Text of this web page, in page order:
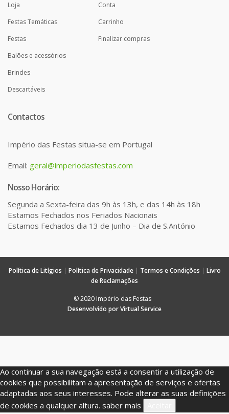
Loja
Festas Temáticas
Festas
Balões e acessórios
Brindes
Descartáveis
Conta
Carrinho
Finalizar compras
Contactos
Império das Festas situa-se em Portugal
Email: geral@imperiodasfestas.com
Nosso Horário:
Segunda a Sexta-feira das 9h às 13h, e das 14h às 18h
Estamos Fechados nos Feriados Nacionais
Estamos Fechados dia 13 de Junho – Dia de S.António
Política de Litígios | Política de Privacidade| Termos e Condições | Livro
de Reclamações
© 2020 Império das Festas
Desenvolvido por Virtual Service
Ao continuar a sua navegação está a consentir a utilização de
cookies que possibilitam a apresentação de serviços e ofertas
adaptadas aos seus interesses. Pode alterar as suas definições
de cookies a qualquer altura. saber mais